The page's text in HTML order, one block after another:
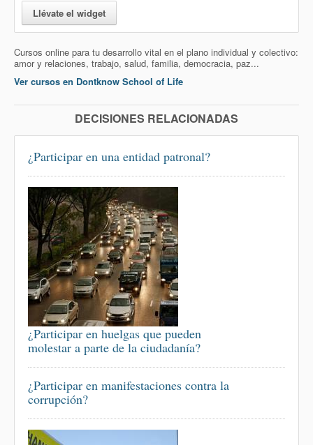
Llévate el widget
Cursos online para tu desarrollo vital en el plano individual y colectivo:
amor y relaciones, trabajo, salud, familia, democracia, paz...
Ver cursos en Dontknow School of Life
DECISIONES RELACIONADAS
¿Participar en una entidad patronal?
¿Participar en huelgas que pueden
molestar a parte de la ciudadanía?
¿Participar en manifestaciones contra la
corrupción?